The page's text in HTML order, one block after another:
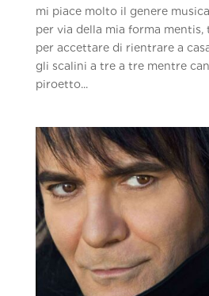
mi piace molto il genere
per via della mia forma
per accettare di rientrare a
gli scalini a tre a tre mentre
piroetto...